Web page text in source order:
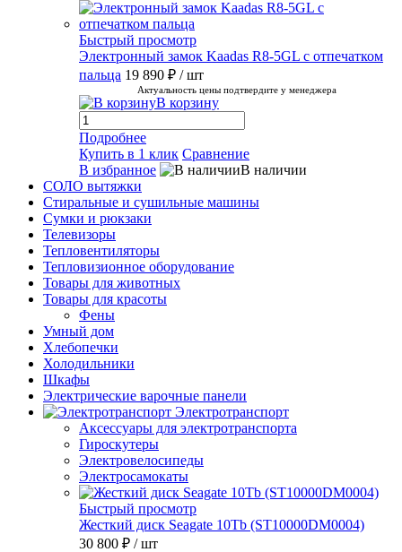
Быстрый просмотр
Электронный замок Kaadas R8-5GL с отпечатком
пальца 19 890 ₽ / шт
Актуальность цены подтвердите у менеджера
В корзину
Подробнее
Купить в 1 клик Сравнение
В избранное
В наличии
СОЛО вытяжки
Стиральные и сушильные машины
Сумки и рюкзаки
Телевизоры
Тепловентиляторы
Тепловизионное оборудование
Товары для животных
Товары для красоты
Фены
Умный дом
Хлебопечки
Холодильники
Шкафы
Электрические варочные панели
Электротранспорт
Аксессуары для электротранспорта
Гироскутеры
Электровелосипеды
Электросамокаты
Быстрый просмотр
Жесткий диск Seagate 10Tb (ST10000DM0004)
30 800 ₽ / шт